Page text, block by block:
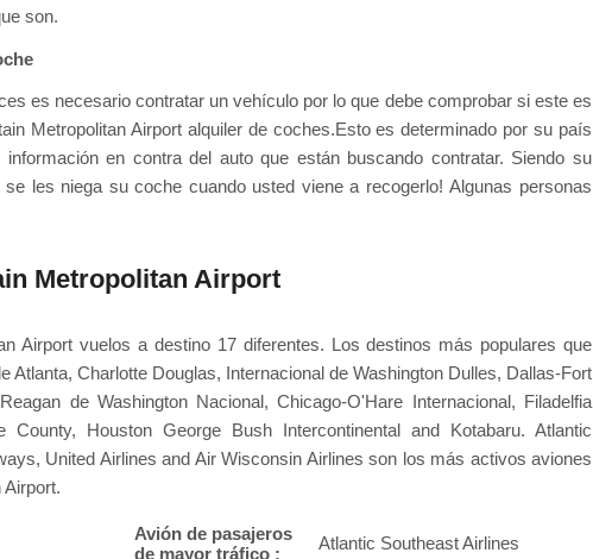
son.
es necesario contratar un vehículo por lo que debe comprobar si este es
Metropolitan Airport alquiler de coches.Esto es determinado por su país
en contra del auto que están buscando contratar. Siendo su
les niega su coche cuando usted viene a recogerlo! Algunas personas
Metropolitan Airport
Airport vuelos a destino 17 diferentes. Los destinos más populares que
Atlanta, Charlotte Douglas, Internacional de Washington Dulles, Dallas-Fort
de Washington Nacional, Chicago-O'Hare Internacional, Filadelfia
County, Houston George Bush Intercontinental and Kotabaru. Atlantic
United Airlines and Air Wisconsin Airlines son los más activos aviones
Avión de pasajeros
de mayor tráfico :
Atlantic Southeast Airlines